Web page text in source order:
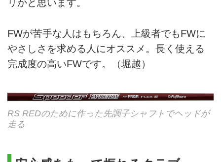
リかと思います。
FWが苦手な人はもちろん、上級者でもFWに
やさしさを求める人にオススメ。長く使える
完成度の高いFWです。（堀越）
RS REDのために作った先調子シャフトでヘッドが
走る